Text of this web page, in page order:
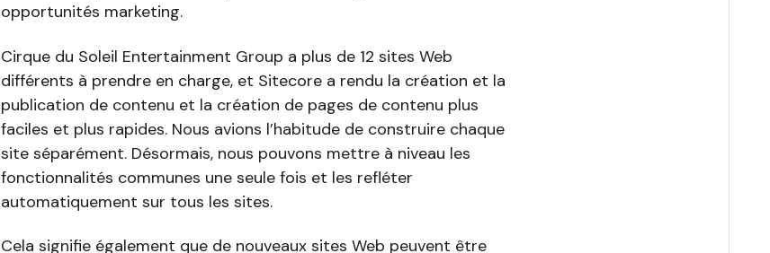
opportunités marketing.
Cirque du Soleil Entertainment Group a plus de 12 sites Web
différents à prendre en charge, et Sitecore a rendu la création et la
publication de contenu et la création de pages de contenu plus
faciles et plus rapides. Nous avions l’habitude de construire chaque
site séparément. Désormais, nous pouvons mettre à niveau les
fonctionnalités communes une seule fois et les refléter
automatiquement sur tous les sites.
Cela signifie également que de nouveaux sites Web peuvent être